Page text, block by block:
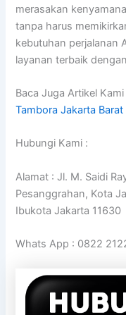
merasakan
tanpa harus
kebutuhan perjalanan
layanan terbaik
Baca Juga Artikel Kami
Tambora Jakarta Barat
Hubungi Kami :
Alamat : Jl. M. Saidi
Pesanggrahan, Kota
Ibukota Jakarta 11630
Whats App : 0822